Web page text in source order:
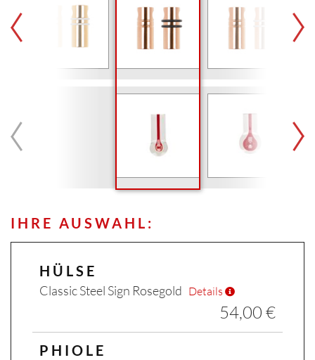
IHRE AUSWAHL:
HÜLSE
Classic Steel Sign Rosegold Details
54,00 €
PHIOLE